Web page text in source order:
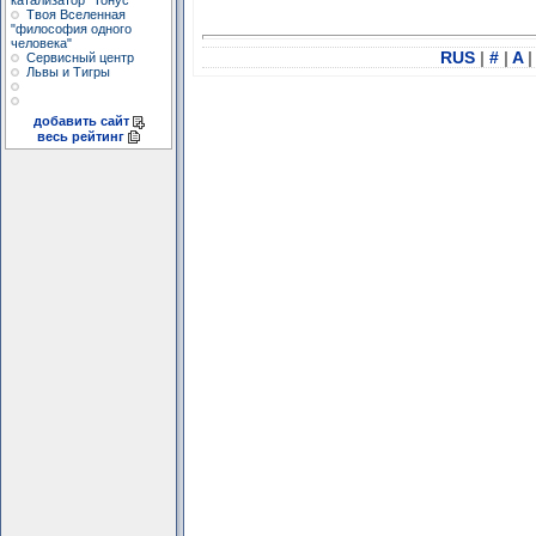
Твоя Вселенная
"философия одного
человека"
Сервисный центр
Львы и Тигры
добавить сайт
весь рейтинг
RUS | # | A |